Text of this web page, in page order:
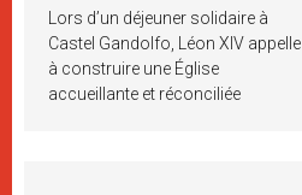
Lors d’un déjeuner solidaire à
Castel Gandolfo, Léon XIV appelle
à construire une Église
accueillante et réconciliée